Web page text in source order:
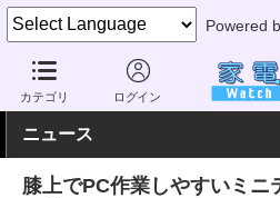
Powered
カテゴリ ログイン
家電 Watch その他・家電 雑貨
ニュース
膝上でPC作業しやすいミ